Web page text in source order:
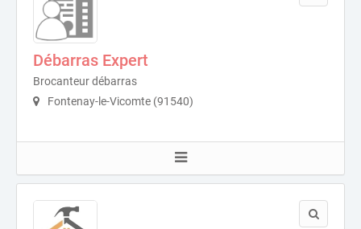
Débarras Expert
Brocanteur débarras
Fontenay-le-Vicomte (91540)